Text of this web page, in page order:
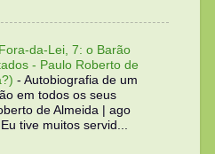
da-Lei, 7: o Barão
- Paulo Roberto de
- Autobiografia de um
em todos os seus
de Almeida | ago
tive muitos servid...